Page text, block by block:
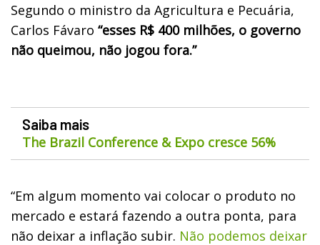
Segundo o ministro da Agricultura e Pecuária,
Carlos Fávaro “esses R$ 400 milhões, o governo
não queimou, não jogou fora.”
Saiba mais
The Brazil Conference & Expo cresce 56%
“Em algum momento vai colocar o produto no
mercado e estará fazendo a outra ponta, para
não deixar a inflação subir. Não podemos deixar